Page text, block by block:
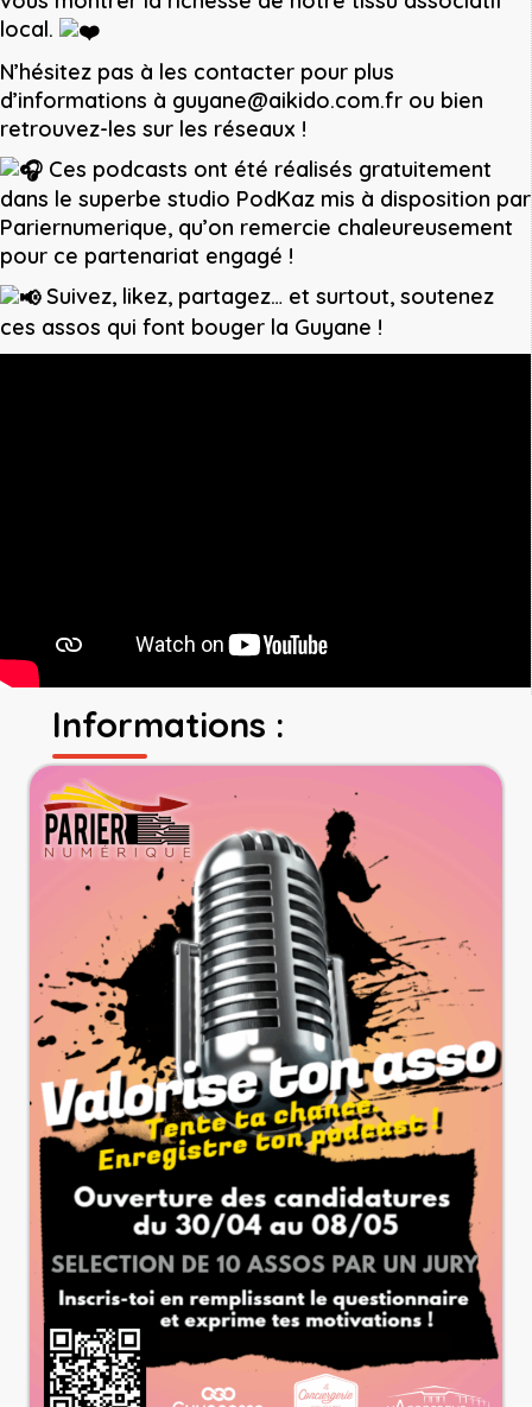
local.
N’hésitez pas à les contacter pour plus
d’informations à guyane@aikido.com.fr ou bien
retrouvez-les sur les réseaux !
Ces podcasts ont été réalisés gratuitement
dans le superbe studio PodKaz mis à disposition par
Pariernumerique, qu’on remercie chaleureusement
pour ce partenariat engagé !
Suivez, likez, partagez… et surtout, soutenez
ces assos qui font bouger la Guyane !
Informations :